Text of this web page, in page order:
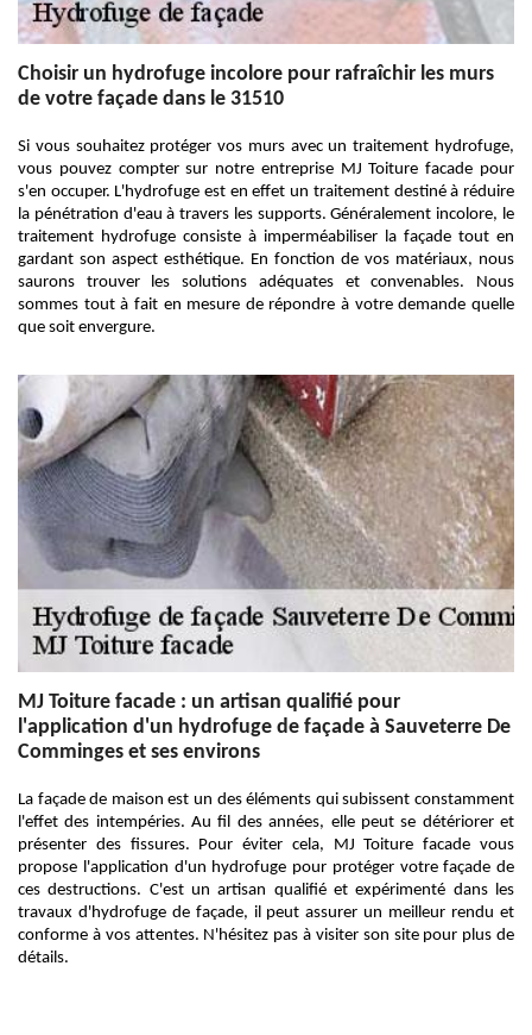
Choisir un hydrofuge incolore pour rafraîchir les murs
de votre façade dans le 31510
Si vous souhaitez protéger vos murs avec un traitement hydrofuge,
vous pouvez compter sur notre entreprise MJ Toiture facade pour
s'en occuper. L'hydrofuge est en effet un traitement destiné à réduire
la pénétration d'eau à travers les supports. Généralement incolore, le
traitement hydrofuge consiste à imperméabiliser la façade tout en
gardant son aspect esthétique. En fonction de vos matériaux, nous
saurons trouver les solutions adéquates et convenables. Nous
sommes tout à fait en mesure de répondre à votre demande quelle
que soit envergure.
MJ Toiture facade : un artisan qualifié pour
l'application d'un hydrofuge de façade à Sauveterre De
Comminges et ses environs
La façade de maison est un des éléments qui subissent constamment
l'effet des intempéries. Au fil des années, elle peut se détériorer et
présenter des fissures. Pour éviter cela, MJ Toiture facade vous
propose l'application d'un hydrofuge pour protéger votre façade de
ces destructions. C'est un artisan qualifié et expérimenté dans les
travaux d'hydrofuge de façade, il peut assurer un meilleur rendu et
conforme à vos attentes. N'hésitez pas à visiter son site pour plus de
détails.